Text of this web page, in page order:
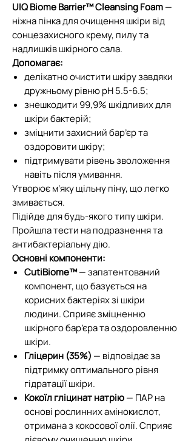
UIQ Biome Barrier™ Cleansing Foam—
ніжна пінка для очищення шкіри від
сонцезахисного крему, пилу та
надлишків шкірного сала.
Допомагає:
делікатно очистити шкіру завдяки
дружньому рівню pH 5.5-6.5;
знешкодити 99,9% шкідливих для
шкіри бактерій;
зміцнити захисний бар’єр та
оздоровити шкіру;
підтримувати рівень зволоження
навіть після умивання.
Утворює м’яку щільну піну, що легко
змивається.
Підійде для будь-якого типу шкіри.
Пройшла тести на подразнення та
антибактеріальну дію.
Основні компоненти:
CutiBiome™— запатентований
компонент, що базується на
корисних бактеріях зі шкіри
людини. Сприяє зміцненню
шкірного бар’єра та оздоровленню
шкіри.
Гліцерин (35%) — відповідає за
підтримку оптимального рівня
гідратації шкіри.
Кокоїл гліцинат натрію— ПАР на
основі рослинних амінокислот,
отримана з кокосової олії. Сприяє